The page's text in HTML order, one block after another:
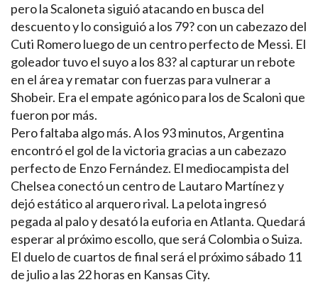
pero la Scaloneta siguió atacando en busca del
descuento y lo consiguió a los 79? con un cabezazo del
Cuti Romero luego de un centro perfecto de Messi. El
goleador tuvo el suyo a los 83? al capturar un rebote
en el área y rematar con fuerzas para vulnerar a
Shobeir. Era el empate agónico para los de Scaloni que
fueron por más.
Pero faltaba algo más. A los 93 minutos, Argentina
encontró el gol de la victoria gracias a un cabezazo
perfecto de Enzo Fernández. El mediocampista del
Chelsea conectó un centro de Lautaro Martínez y
dejó estático al arquero rival. La pelota ingresó
pegada al palo y desató la euforia en Atlanta. Quedará
esperar al próximo escollo, que será Colombia o Suiza.
El duelo de cuartos de final será el próximo sábado 11
de julio a las 22 horas en Kansas City.